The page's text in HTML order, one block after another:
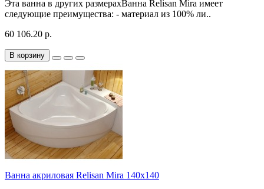
Эта ванна в других размерахВанна Relisan Mira имеет
следующие преимущества: - материал из 100% ли..
60 106.20 р.
В корзину
Ванна акриловая Relisan Mira 140x140